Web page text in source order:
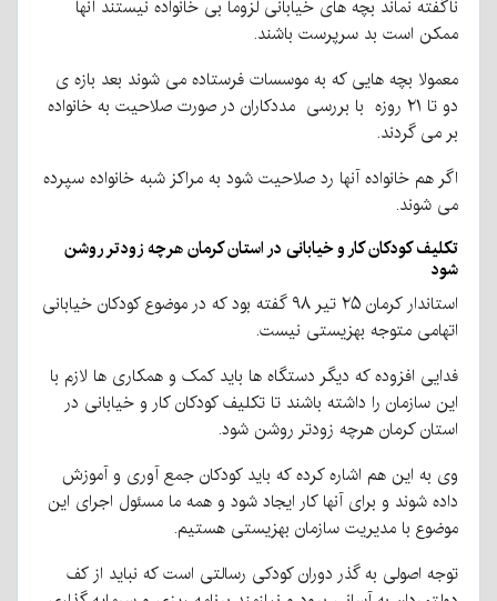
ناگفته نماند بچه های خیابانی لزوما بی خانواده نیستند آنها
ممکن است بد سرپرست باشند.
معمولا بچه هایی که به موسسات فرستاده می شوند بعد بازه ی
دو تا ۲۱ روزه با بررسی مددکاران در صورت صلاحیت به خانواده
بر می گردند.
اگر هم خانواده آنها رد صلاحیت شود به مراکز شبه خانواده سپرده
می شوند.
تکلیف کودکان کار و خیابانی در استان کرمان هرچه زودتر روشن
شود
استاندار کرمان ۲۵ تیر ۹۸ گفته بود که در موضوع کودکان خیابانی
اتهامی متوجه بهزیستی نیست.
فدایی افزوده که دیگر دستگاه ها باید کمک و همکاری ها لازم با
این سازمان را داشته باشند تا تکلیف کودکان کار و خیابانی در
استان کرمان هرچه زودتر روشن شود.
وی به این هم اشاره کرده که باید کودکان جمع آوری و آموزش
داده شوند و برای آنها کار ایجاد شود و همه ما مسئول اجرای این
موضوع با مدیریت سازمان بهزیستی هستیم.
توجه اصولی به گذر دوران كودكی رسالتی است كه نباید از كف